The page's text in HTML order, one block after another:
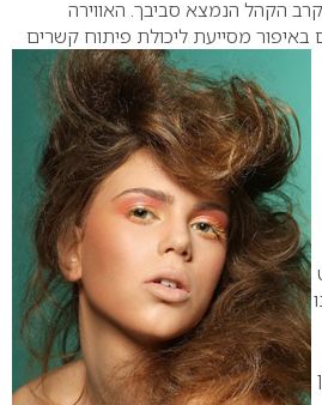
הקהל הנמצא סביבך. האווירה
באיפור מסייעת ליכולת פיתוח קשרים